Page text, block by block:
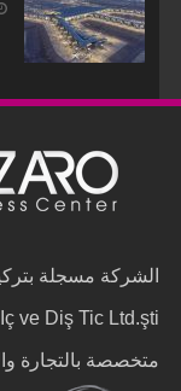
الشركة مسجلة
ve Diş Tic Ltd.şti
متخصصة بالتجارة